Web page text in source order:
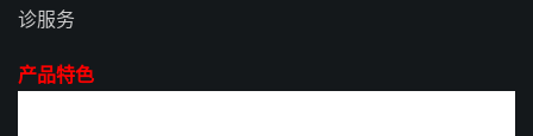
诊服务
产品特色